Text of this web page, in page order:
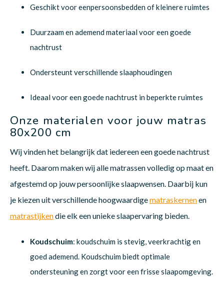
Geschikt voor eenpersoonsbedden of kleinere ruimtes
Duurzaam en ademend materiaal voor een goede
nachtrust
Ondersteunt verschillende slaaphoudingen
Ideaal voor een goede nachtrust in beperkte ruimtes
Onze materialen voor jouw matras
80x200 cm
Wij vinden het belangrijk dat iedereen een goede nachtrust
heeft. Daarom maken wij alle matrassen volledig op maat en
afgestemd op jouw persoonlijke slaapwensen. Daarbij kun
je kiezen uit verschillende hoogwaardigematraskernenen
matrastijkendie elk een unieke slaapervaring bieden.
Koudschuim: koudschuim is stevig, veerkrachtig en
goed ademend. Koudschuim biedt optimale
ondersteuning en zorgt voor een frisse slaapomgeving.